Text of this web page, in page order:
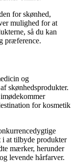
for skønhed,
mulighed for at
så du kan
præference.
og
skønhedsprodukter.
for kosmetik
i at tilbyde produkter
mærker, herunder
levende hårfarver.